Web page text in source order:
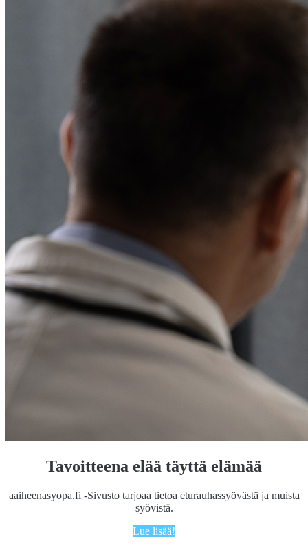
Tavoitteena elää täyttä elämää
aaiheenasyopa.fi -Sivusto tarjoaa tietoa eturauhassyövästä ja muista
syövistä.
Lue lisää!